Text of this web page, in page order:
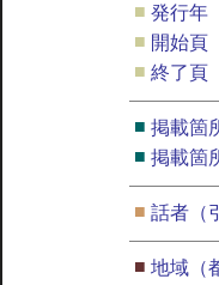
■ 発行年
■ 開始頁
■ 終了頁
■ 掲載箇
■ 掲載箇
■ 話者（
■ 地域（